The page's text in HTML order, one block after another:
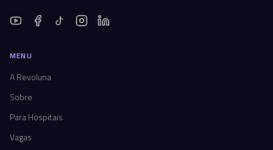
MENU
A Revoluna
Sobre
Para Hospitais
Vagas